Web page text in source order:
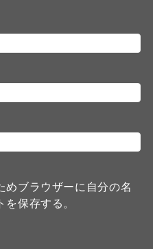
めブラウザーに自分の名
保存する。